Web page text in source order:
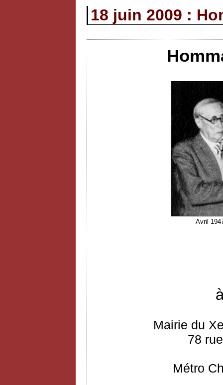
18 juin 2009 :
Avril
Mairie du
78
Métro